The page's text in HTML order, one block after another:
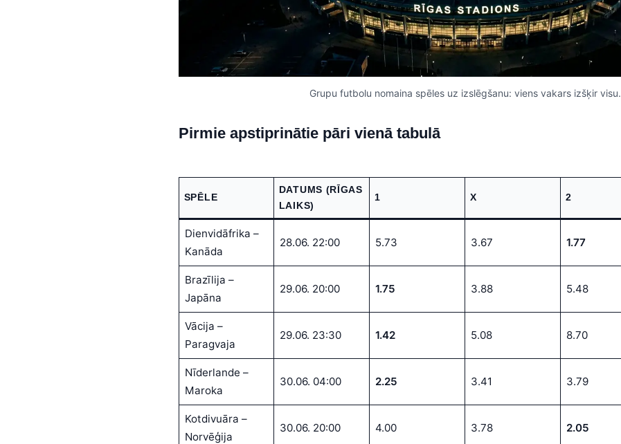
Grupu futbolu nomaina spēles uz izslēgšanu: viens vakars izšķir visu.
Pirmie apstiprinātie pāri vienā tabulā
SPĒLE
DATUMS (RĪGAS
LAIKS)
1 X 2
Dienvidāfrika –
Kanāda
28.06. 22:00 5.73 3.67 1.77
Brazīlija –
Japāna
29.06. 20:00 1.75 3.88 5.48
Vācija –
Paragvaja
29.06. 23:30 1.42 5.08 8.70
Nīderlande –
Maroka
30.06. 04:00 2.25 3.41 3.79
Kotdivuāra –
Norvēģija
30.06. 20:00 4.00 3.78 2.05